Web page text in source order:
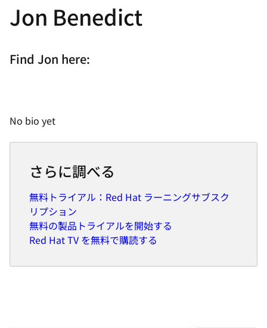
Jon Benedict
Find Jon here:
No bio yet
さらに調べる
無料トライアル：Red Hat ラーニングサブスク
リプション
無料の製品トライアルを開始する
Red Hat TV を無料で購読する